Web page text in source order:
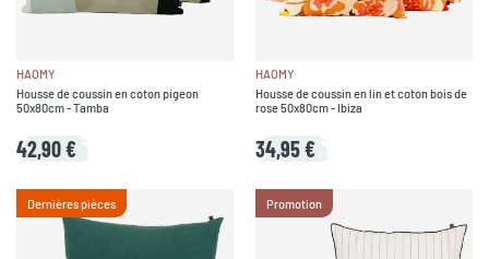
HAOMY
Housse de coussin en coton pigeon
50x80cm - Tamba
42,90 €
HAOMY
Housse de coussin en lin et coton bois de
rose 50x80cm - Ibiza
34,95 €
Dernières pièces Promotion